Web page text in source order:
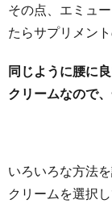
その点、エミュ
たらサプリメン
同じように腰に
クリームなので
いろいろな方法
クリームを選択